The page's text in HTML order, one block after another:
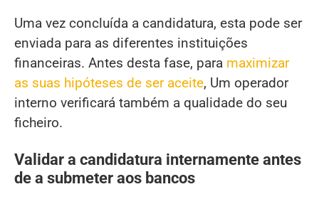
Uma vez concluída a candidatura, esta pode ser
enviada para as diferentes instituições
financeiras. Antes desta fase, para maximizar
as suas hipóteses de ser aceite, Um operador
interno verificará também a qualidade do seu
ficheiro.
Validar a candidatura internamente antes
de a submeter aos bancos